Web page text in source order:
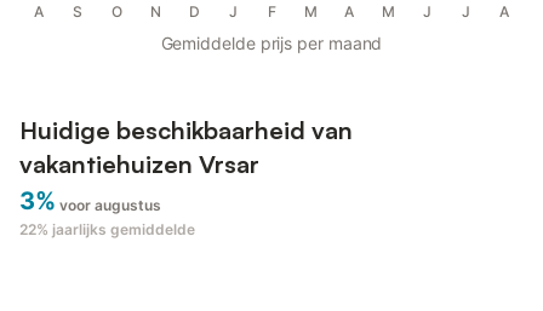
A S O N D J F M A M J J A
Gemiddelde prijs per maand
Huidige beschikbaarheid van
vakantiehuizen Vrsar
3% voor augustus
22% jaarlijks gemiddelde